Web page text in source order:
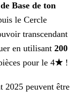
Base de ton
le Cercle
transcendant
en utilisant 200
pour le 4★ !
2025 peuvent être